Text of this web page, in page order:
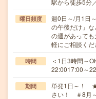
駅から徒歩5分
曜日頻度
週0日～/月1日
の午後だけ」
の週があって
軽にご相談くだ
時間
＜1日3時間～
22:0017:00～
期間
単発1日～！ ★
さい！ ＃8月